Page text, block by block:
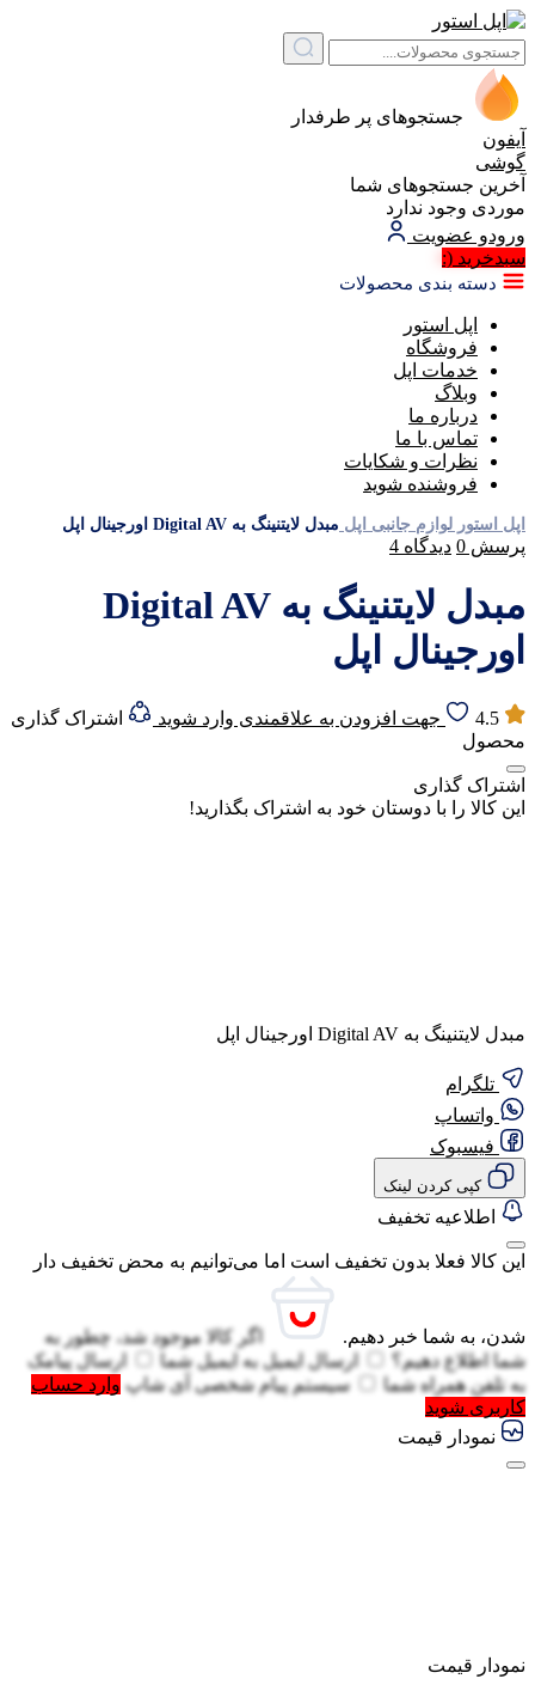
جستجوهای پر طرفدار
آیفون
گوشی
آخرین جستجوهای شما
موردی وجود ندارد
ورودو عضویت
سبد‌خرید (:
دسته بندی محصولات
اپل استور
فروشگاه
خدمات اپل
وبلاگ
درباره ما
تماس با ما
نظرات و شکایات
فروشنده شوید
اپل استور لوازم جانبی اپل مبدل لایتنینگ به Digital AV اورجینال اپل
پرسش 0 دیدگاه 4
مبدل لایتنینگ به Digital AV
اورجینال اپل
4.5 جهت افزودن به علاقمندی وارد شوید
اشتراک گذاری
محصول
اشتراک گذاری
این کالا را با دوستان خود به اشتراک بگذارید!
مبدل لایتنینگ به Digital AV اورجینال اپل
تلگرام
واتساپ
فیسبوک
کپی کردن لینک
اطلاعیه تخفیف
این کالا فعلا بدون تخفیف است اما می‌توانیم به محض تخفیف دار
شدن، به شما خبر دهیم.
اگر کالا موجود شد، چطور به
شما اطلاع دهیم؟
ارسال ایمیل به ایمیل شما
ارسال پیامک
به تلفن همراه شما سیستم پیام شخصی آی شاپ وارد حساب
کاربری شوید
نمودار قیمت
نمودار قیمت